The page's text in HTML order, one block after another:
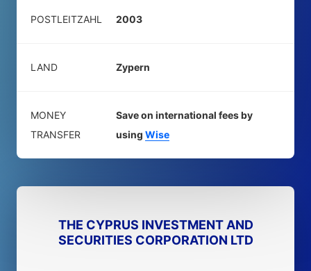
POSTLEITZAHL 2003
LAND Zypern
MONEY
TRANSFER
Save on international fees by
using Wise
THE CYPRUS INVESTMENT AND
SECURITIES CORPORATION LTD